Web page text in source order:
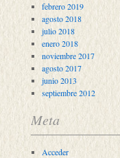
febrero 2019
agosto 2018
julio 2018
enero 2018
noviembre 2017
agosto 2017
junio 2013
septiembre 2012
Meta
Acceder